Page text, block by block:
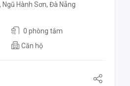
Hành Sơn, Đà Nẵng
0 phòng tắm
Căn hộ